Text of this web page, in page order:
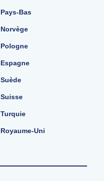
Pays-Bas
Norvège
Pologne
Espagne
Suède
Suisse
Turquie
Royaume-Uni